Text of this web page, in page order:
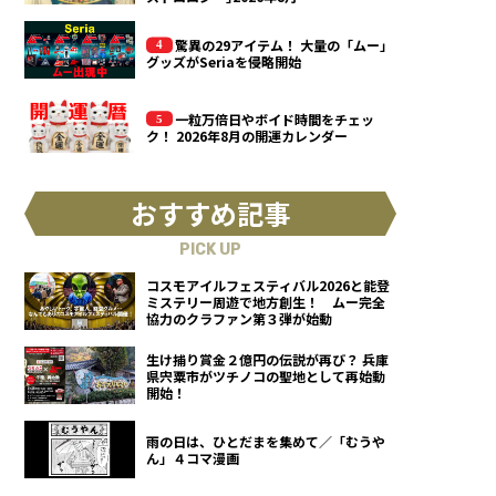
驚異の29アイテム！ 大量の「ムー」
グッズがSeriaを侵略開始
一粒万倍日やボイド時間をチェッ
ク！ 2026年8月の開運カレンダー
おすすめ記事
PICK UP
コスモアイルフェスティバル2026と能登
ミステリー周遊で地方創生！ ムー完全
協力のクラファン第３弾が始動
生け捕り賞金２億円の伝説が再び？ 兵庫
県宍粟市がツチノコの聖地として再始動
開始！
雨の日は、ひとだまを集めて／「むうや
ん」４コマ漫画